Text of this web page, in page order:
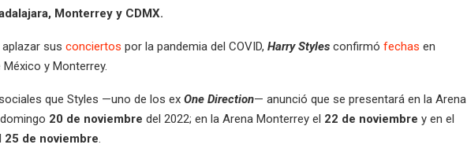
Monterrey y CDMX.
sus conciertos por la pandemia del COVID, Harry Styles confirmó fechas en
México y Monterrey.
que Styles —uno de los ex One Direction— anunció que se presentará en la Arena
20 de noviembre del 2022; en la Arena Monterrey el 22 de noviembre y en el
25 de noviembre.